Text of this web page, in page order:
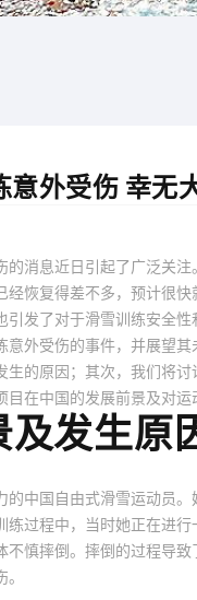
外受伤 幸无
消息近日引起了广泛关注
恢复得差不多，预计很
发了对于滑雪训练安全
外受伤的事件，并展望
的原因；其次，我们将
在中国的发展前景及对运
发生原
中国自由式滑雪运动员。
过程中，当时她正在进
慎摔倒。摔倒的过程导